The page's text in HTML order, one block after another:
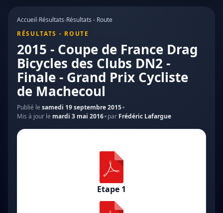
Accueil›Résultats›Résultats - Route
RÉSULTATS - ROUTE
2015 - Coupe de France Drag
Bicycles des Clubs DN2 -
Finale - Grand Prix Cycliste
de Machecoul
Publié le samedi 19 septembre 2015
Mis à jour le mardi 3 mai 2016 par Frédéric Lafargue
Etape 1